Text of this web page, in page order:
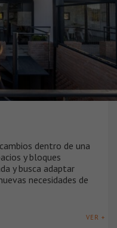
dentro de una
y bloques
y busca adaptar
necesidades de
VER +